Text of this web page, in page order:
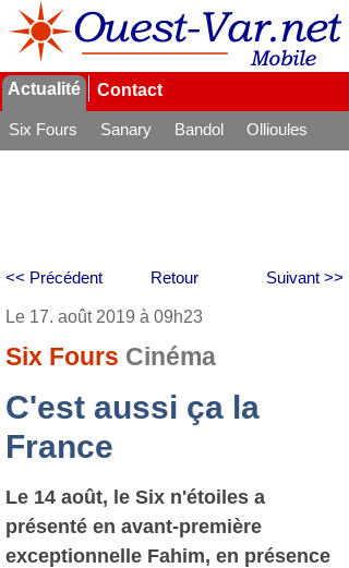
Actualité Contact
Six Fours Sanary Bandol
Ollioules
Retour
<< Précédent Suivant >>
Le 17. août 2019 à 09h23
Six Fours Cinéma
C'est aussi ça la
France
Le 14 août, le Six n'étoiles a
présenté en avant-première
exceptionnelle Fahim, en présence